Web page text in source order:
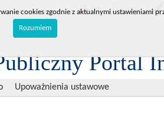
BIP RPL
Portal
Upoważnienia ustawowe
cookies zgodnie z aktualnymi ustawieniami
Rozumiem